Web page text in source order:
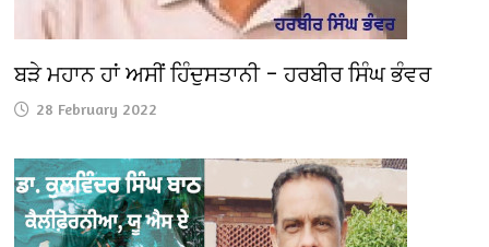
ਬੜੇ ਮਹਾਨ ਹਾਂ ਅਸੀਂ ਹਿੰਦੁਸਤਾਨੀ – ਹਰਬੀਰ ਸਿੰਘ ਭੰਵਰ
28 February 2022